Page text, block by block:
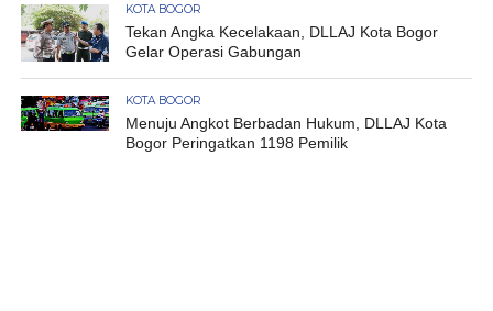
KOTA BOGOR
Tekan Angka Kecelakaan, DLLAJ Kota Bogor
Gelar Operasi Gabungan
KOTA BOGOR
Menuju Angkot Berbadan Hukum, DLLAJ Kota
Bogor Peringatkan 1198 Pemilik